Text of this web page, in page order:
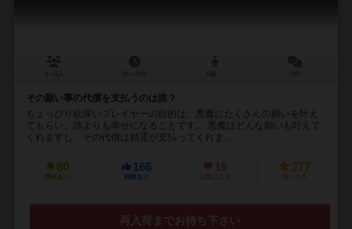
その願い事の代償を支払うのは誰？
ちょっぴり欲深いプレイヤーの目的は、悪魔にたくさんの願いを叶え
てもらい、誰よりも幸せになることです。 悪魔はどんな願いも叶えて
くれますし、その代償は精霊が支払ってくれま...
80
興味あり
166
経験あり
19
お気に入り
277
持ってる
再入荷までお待ち下さい